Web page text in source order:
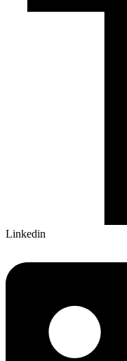
Linkedin